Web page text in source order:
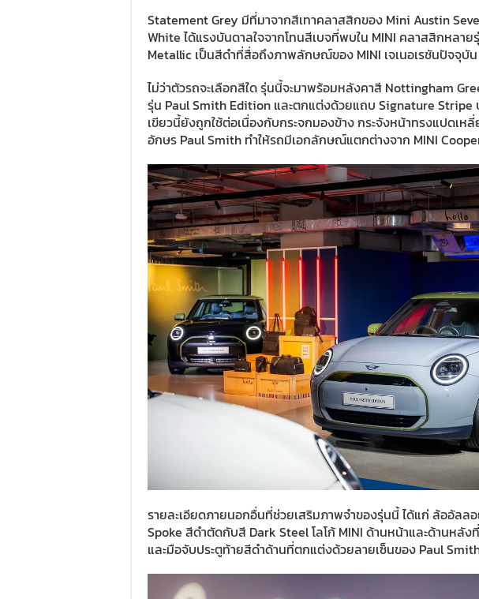
Statement Grey มีที่มาจากสีเทาคลาสสิกของ Mini Austin
White ได้แรงบันดาลใจจากโทนสีเบจที่พบใน MINI คลาสสิกหลา
Metallic เป็นสีดำที่สื่อถึงภาพลักษณ์ของ MINI เจเนอเรชันปัจจุบัน
ไม่ว่าตัวรถจะเลือกสีใด รุ่นนี้จะมาพร้อมหลังคาสี Nottingham
รุ่น Paul Smith Edition และตกแต่งด้วยแถบ Signature
เขียวนี้ยังถูกใช้ต่อเนื่องกับกระจกมองข้าง กระจังหน้าทรงแปดเ
อักษร Paul Smith ทำให้รถมีเอกลักษณ์แตกต่างจาก MINI
รายละเอียดภายนอกอื่นที่ช่วยเสริมภาพจำของรุ่นนี้ ได้แก่ ล้ออัลล
Spoke สีดำตัดกับสี Dark Steel โลโก้ MINI ด้านหน้าและด้านหลัง
และมือจับประตูท้ายสีดำด้านที่ตกแต่งด้วยลายเซ็นของ Paul